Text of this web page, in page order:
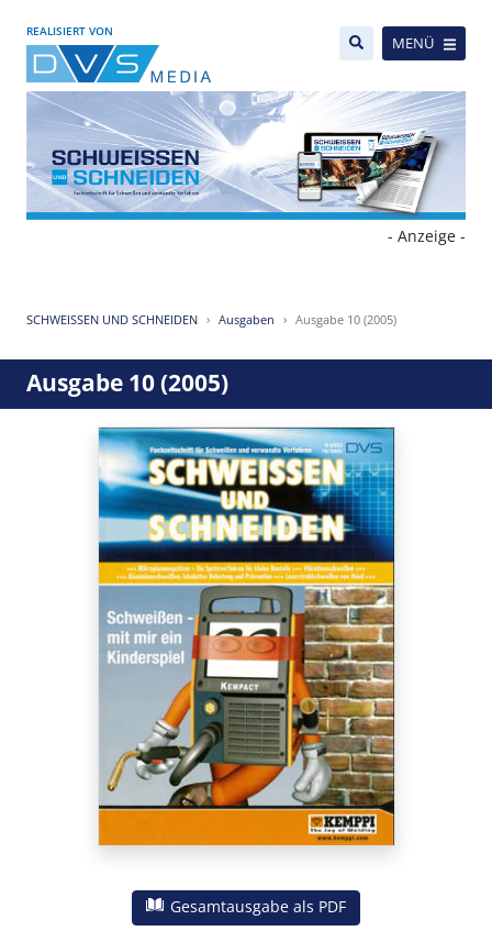
REALISIERT VON
MENÜ
- Anzeige -
SCHWEISSEN UND SCHNEIDEN Ausgaben Ausgabe 10 (2005)
Ausgabe 10 (2005)
Gesamtausgabe als PDF